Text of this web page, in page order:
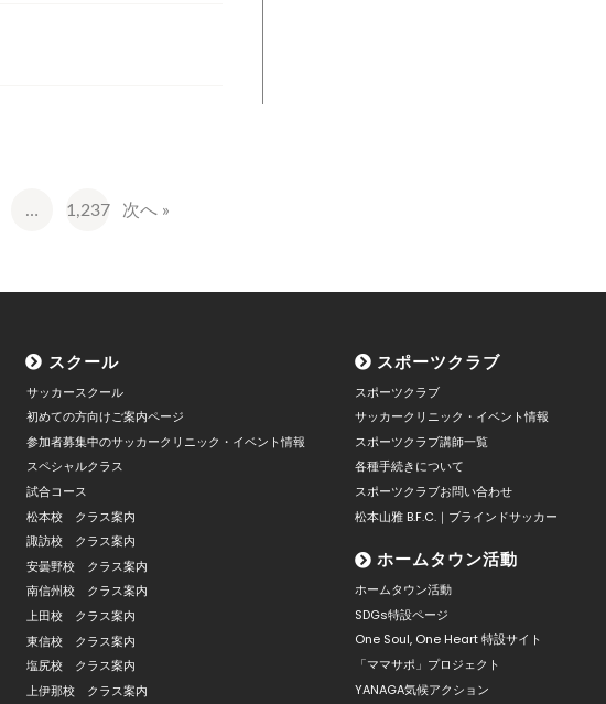
… 1,237 次へ »
スクール
サッカースクール
初めての方向けご案内ページ
参加者募集中のサッカークリニック・イベント情報
スペシャルクラス
試合コース
松本校 クラス案内
諏訪校 クラス案内
安曇野校 クラス案内
南信州校 クラス案内
上田校 クラス案内
東信校 クラス案内
塩尻校 クラス案内
上伊那校 クラス案内
スポーツクラブ
スポーツクラブ
サッカークリニック・イベント情報
スポーツクラブ講師一覧
各種手続きについて
スポーツクラブお問い合わせ
松本山雅 B.F.C.｜ブラインドサッカー
ホームタウン活動
ホームタウン活動
SDGs特設ページ
One Soul, One Heart 特設サイト
「ママサポ」プロジェクト
YANAGA気候アクション